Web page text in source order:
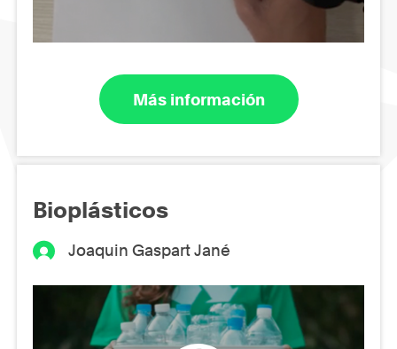
Más información
Bioplásticos
Joaquin Gaspart Jané